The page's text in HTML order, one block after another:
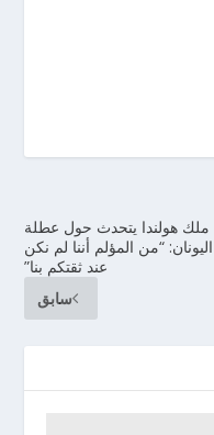
ملك هولندا يتحدث حول عطلة
اليونان: “من المؤلم أننا لم نكن
عند ثقتكم بنا”
سابق